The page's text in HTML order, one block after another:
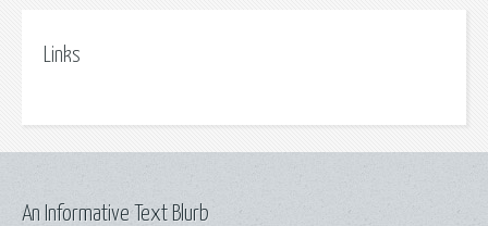
Links
An Informative Text Blurb